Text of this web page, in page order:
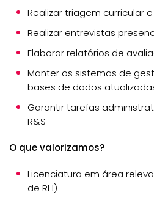
Realizar triagem curricular
Realizar entrevistas
Elaborar relatórios de
Manter os sistemas de
bases de dados
Garantir tarefas
R&S
O que valorizamos?
Licenciatura em área
de RH)